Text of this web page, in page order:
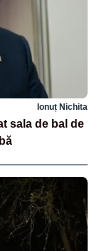
Ionuț Nichita
sala de bal de